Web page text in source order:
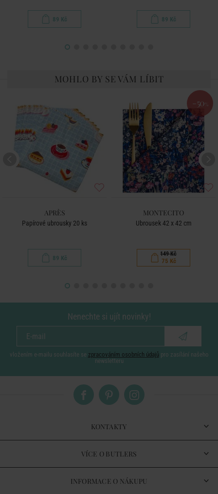
89 Kč 89 Kč
MOHLO BY SE VÁM LÍBIT
APRÈS
Papírové ubrousky 20 ks
89 Kč
-50 %
MONTECITO
Ubrousek 42 x 42 cm
149 Kč
75 Kč
Nenechte si ujít novinky!
vložením e-mailu souhlasíte se zpracováním osobních údajů pro zasílání našeho
newsletteru
KONTAKTY
VÍCE O BUTLERS
INFORMACE O NÁKUPU